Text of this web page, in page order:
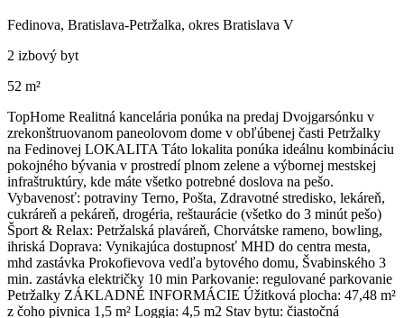
Fedinova, Bratislava-Petržalka, okres Bratislava V
2 izbový byt
52 m²
TopHome Realitná kancelária ponúka na predaj Dvojgarsónku v
zrekonštruovanom paneolovom dome v obľúbenej časti Petržalky
na Fedinovej LOKALITA Táto lokalita ponúka ideálnu kombináciu
pokojného bývania v prostredí plnom zelene a výbornej mestskej
infraštruktúry, kde máte všetko potrebné doslova na pešo.
Vybavenosť: potraviny Terno, Pošta, Zdravotné stredisko, lekáreň,
cukráreň a pekáreň, drogéria, reštaurácie (všetko do 3 minút pešo)
Šport & Relax: Petržalská plaváreň, Chorvátske rameno, bowling,
ihriská Doprava: Vynikajúca dostupnosť MHD do centra mesta,
mhd zastávka Prokofievova vedľa bytového domu, Švabinského 3
min. zastávka električky 10 min Parkovanie: regulované parkovanie
Petržalky ZÁKLADNÉ INFORMÁCIE Úžitková plocha: 47,48 m²
z čoho pivnica 1,5 m² Loggia: 4,5 m2 Stav bytu: čiastočná